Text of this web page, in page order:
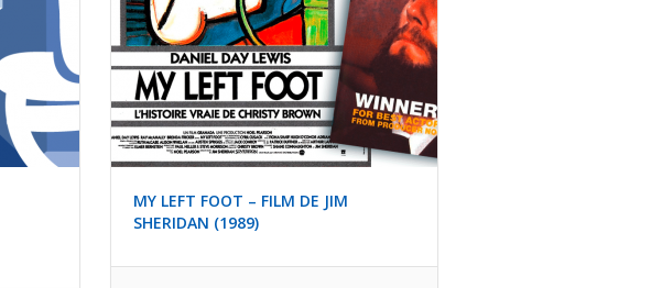
MY LEFT FOOT – FILM DE JIM
SHERIDAN (1989)